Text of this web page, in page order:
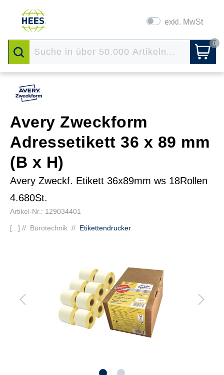
exkl. MwSt
0
Avery Zweckform
Adressetikett 36 x 89 mm
(B x H)
Avery Zweckf. Etikett 36x89mm ws 18Rollen
4.680St.
Artikel-Nr.: 129034401
[...] // Bürotechnik // Etikettendrucker